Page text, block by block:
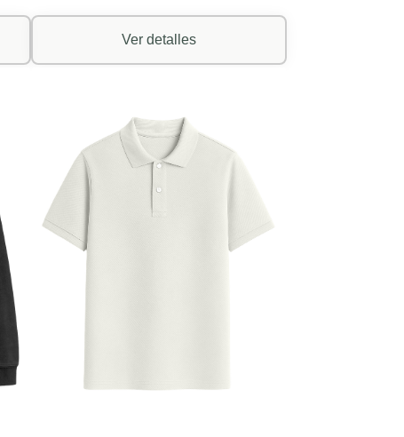
Ver detalles